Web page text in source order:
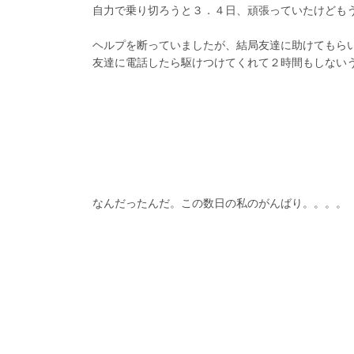
自力で乗り切ろうと３．４日、頑張っていたけども
ヘルプを断っていましたが、結局友達に助けてもら
友達に電話したら駆けつけてくれて２時間もしない
なんだったんだ。この数日の私のがんばり。。。。